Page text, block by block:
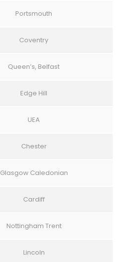
Portsmouth
Coventry
Queen’s, Belfast
Edge Hill
UEA
Chester
Glasgow Caledonian
Cardiff
Nottingham Trent
Lincoln